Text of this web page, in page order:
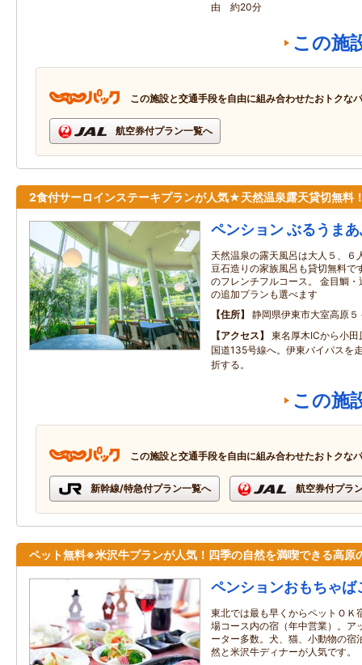
由 約20分
この施
この施設と交通手段を自由に組み合わせたおトクな
航空券付プラン一覧へ
2食付サーロインステーキプランが人気★天然温泉露天貸切無料
ペンション ぶるうま
天然温泉の露天風呂は大人５、６
豆石造りの家族風呂も貸切無料で
のフレンチフルコース。 金目鯛
の追加プランも選べます
住所
静岡県伊東市大室高原５
アクセス
東名厚木ICから小
国道135号線へ。伊東バイパスを
折する。
この施
この施設と交通手段を自由に組み合わせたおトクな
新幹線/特急付プラン一覧へ 航空券付プラ
ペット無料※米沢牛プランが人気！四季の自然を満喫できる高原
ペンションおもちゃば
東北では最も早くからペットＯＫ
場コース内の宿（年中営業）。ア
ーター多数。犬、猫、小動物の宿
然と米沢牛ディナーが人気です。